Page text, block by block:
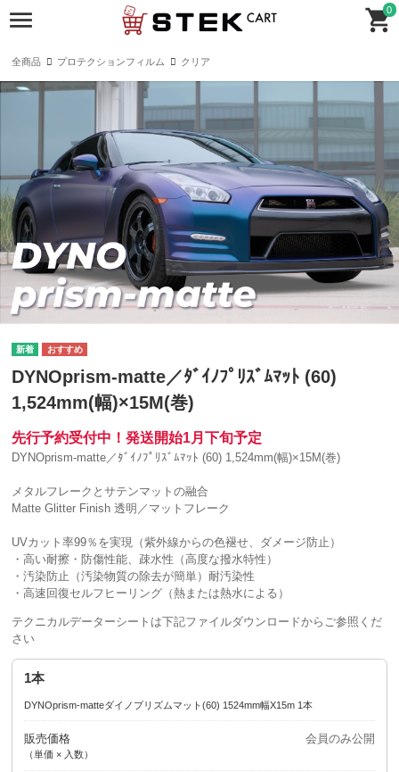
0
全商品 プロテクションフィルム クリア
DYNOprism-matte／ﾀﾞｲﾉﾌﾟﾘｽﾞﾑﾏｯﾄ (60)
1,524mm(幅)×15M(巻)
先行予約受付中！発送開始1月下旬予定
DYNOprism-matte／ﾀﾞｲﾉﾌﾟﾘｽﾞﾑﾏｯﾄ (60) 1,524mm(幅)×15M(巻)
メタルフレークとサテンマットの融合
Matte Glitter Finish 透明／マットフレーク
UVカット率99％を実現（紫外線からの色褪せ、ダメージ防止）
・高い耐擦・防傷性能、疎水性（高度な撥水特性）
・汚染防止（汚染物質の除去が簡単）耐汚染性
・高速回復セルフヒーリング（熱または熱水による）
テクニカルデーターシートは下記ファイルダウンロードからご参照くだ
さい
1本
DYNOprism-matteダイノプリズムマット(60) 1524mm幅X15m 1本
販売価格
（単価 × 入数）
会員のみ公開